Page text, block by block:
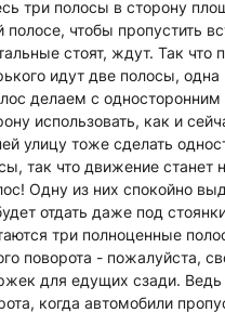
три полосы в сторону
полосе, чтобы пропустить
стоят, ждут. Так что
идут две полосы,
делаем с
использовать, как и
улицу тоже сделать
так что движение станет
Одну из них спокойно
отдать даже под
три полноценные
поворота - пожалуйста,
для едущих сзади.
когда автомобили